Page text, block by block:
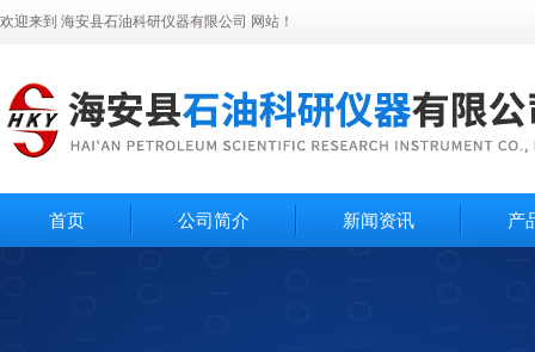
欢迎来到 海安县石油科研仪器有限公司 网站！
首页 公司简介 新闻资讯 产